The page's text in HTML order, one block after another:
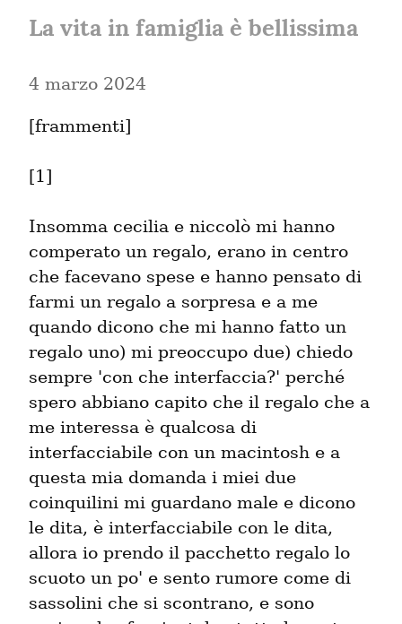
La vita in famiglia è bellissima
4 marzo 2024
[frammenti]
[1]
Insomma cecilia e niccolò mi hanno
comperato un regalo, erano in centro
che facevano spese e hanno pensato di
farmi un regalo a sorpresa e a me
quando dicono che mi hanno fatto un
regalo uno) mi preoccupo due) chiedo
sempre 'con che interfaccia?' perché
spero abbiano capito che il regalo che a
me interessa è qualcosa di
interfacciabile con un macintosh e a
questa mia domanda i miei due
coinquilini mi guardano male e dicono
le dita, è interfacciabile con le dita,
allora io prendo il pacchetto regalo lo
scuoto un po' e sento rumore come di
sassolini che si scontrano, e sono